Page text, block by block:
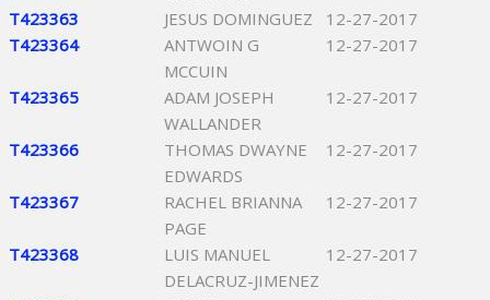
T423363 JESUS DOMINGUEZ
12-27-2017
T423364
ANTWOIN G
MCCUIN
12-27-2017
T423365
ADAM JOSEPH
WALLANDER
12-27-2017
T423366
THOMAS DWAYNE
EDWARDS
12-27-2017
T423367
RACHEL BRIANNA
PAGE
12-27-2017
T423368
LUIS MANUEL
DELACRUZ-JIMENEZ
12-27-2017